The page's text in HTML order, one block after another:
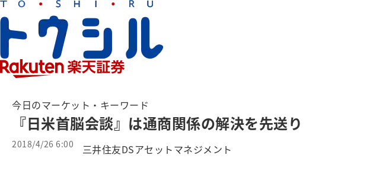
今日のマーケット・キーワード
『日米首脳会談』は通商関係の解決を先送り
2018/4/26 6:00 三井住友DSアセットマネジメント